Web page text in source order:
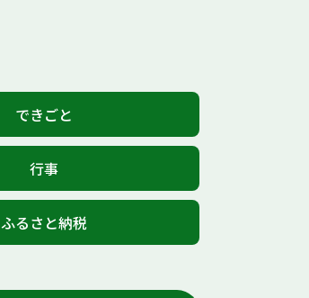
できごと
行事
ふるさと納税